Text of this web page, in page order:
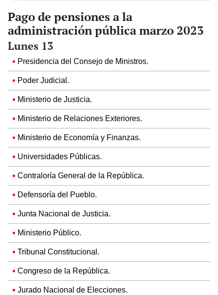
Pago de pensiones a la
administración pública marzo 2023
Lunes 13
Presidencia del Consejo de Ministros.
Poder Judicial.
Ministerio de Justicia.
Ministerio de Relaciones Exteriores.
Ministerio de Economía y Finanzas.
Universidades Públicas.
Contraloría General de la República.
Defensoría del Pueblo.
Junta Nacional de Justicia.
Ministerio Público.
Tribunal Constitucional.
Congreso de la República.
Jurado Nacional de Elecciones.